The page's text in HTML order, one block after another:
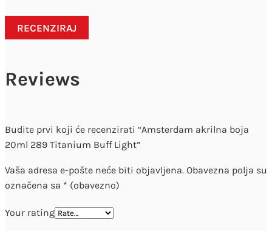
RECENZIRAJ
Reviews
Budite prvi koji će recenzirati “Amsterdam akrilna boja
20ml 289 Titanium Buff Light”
Vaša adresa e-pošte neće biti objavljena. Obavezna polja su
označena sa * (obavezno)
Your rating